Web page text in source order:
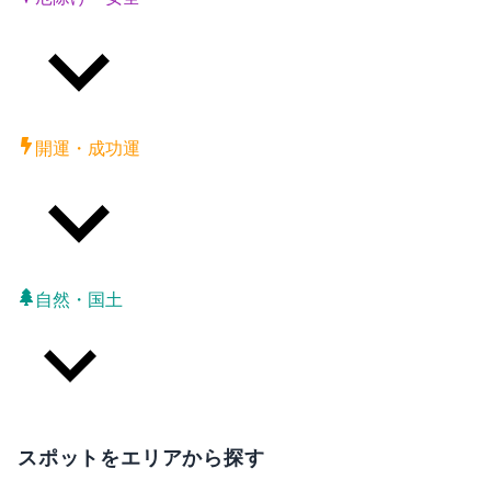
開運・成功運
自然・国土
スポットをエリアから探す